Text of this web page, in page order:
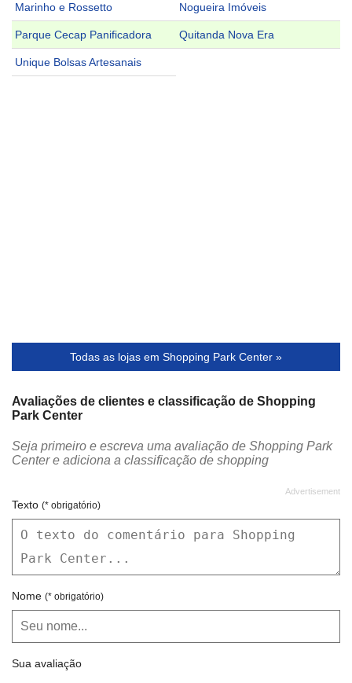
Marinho e Rossetto Nogueira Imóveis
Parque Cecap Panificadora Quitanda Nova Era
Unique Bolsas Artesanais
Todas as lojas em Shopping Park Center »
Avaliações de clientes e classificação de Shopping
Park Center
Seja primeiro e escreva uma avaliação de Shopping Park
Center e adiciona a classificação de shopping
Texto (* obrigatório)
Nome (* obrigatório)
Sua avaliação